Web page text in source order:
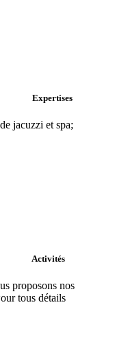
Expertises
jacuzzi et spa;
Activités
proposons nos
tous détails